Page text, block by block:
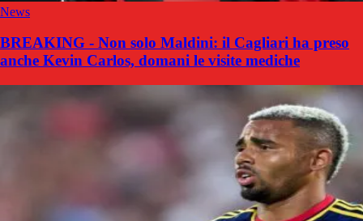
News
BREAKING - Non solo Maldini: il Cagliari ha preso
anche Kevin Carlos, domani le visite mediche